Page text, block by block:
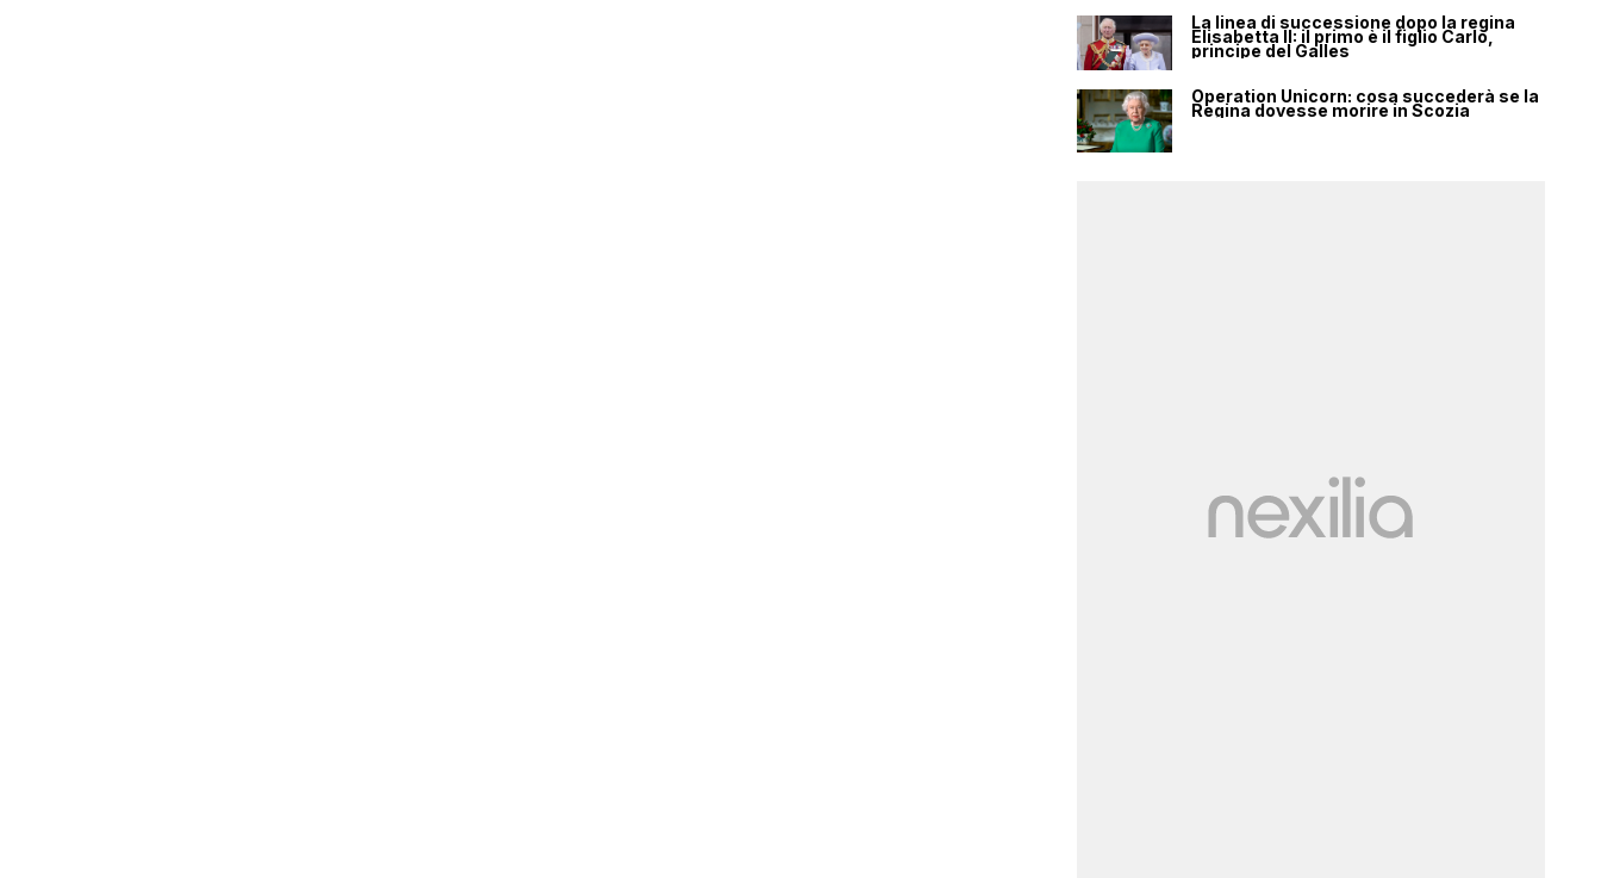
La linea di successione dopo la regina
Elisabetta II: il primo è il figlio Carlo,
principe del Galles
Operation Unicorn: cosa succederà se la
Regina dovesse morire in Scozia